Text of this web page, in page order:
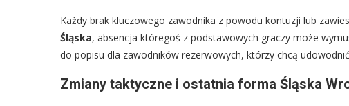
Każdy brak kluczowego zawodnika z powodu kontuzji lub
Śląska, absencja któregoś z podstawowych graczy może
do popisu dla zawodników rezerwowych, którzy chcą
Zmiany taktyczne i ostatnia forma Śląska